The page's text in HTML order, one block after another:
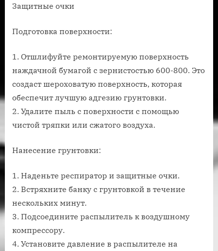
Защитные очки
Подготовка поверхности:
1. Отшлифуйте ремонтируемую поверхность
наждачной бумагой с зернистостью 600-800. Это
создаст шероховатую поверхность, которая
обеспечит лучшую адгезию грунтовки.
2. Удалите пыль с поверхности с помощью
чистой тряпки или сжатого воздуха.
Нанесение грунтовки:
1. Наденьте респиратор и защитные очки.
2. Встряхните банку с грунтовкой в течение
нескольких минут.
3. Подсоедините распылитель к воздушному
компрессору.
4. Установите давление в распылителе на